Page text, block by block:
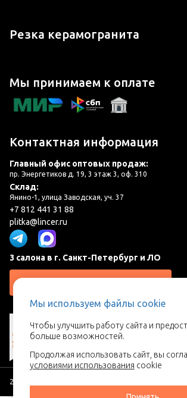
Резка керамогранита
Мы принимаем к оплате
Контактная информация
Главный офис оптовых продаж:
пр. Энергетиков д. 19, 3 этаж 3, оф. 310
Склад:
Янино-1, улица Заводская, уч. 37
+7 812 441 31 88
plitka@lincer.ru
3 салона в г. Санкт-Петербург и ЛО
2026 © Линкер - Ваш поставщик керамической
Мы используем файлы cookie
Чтобы улучшить работу сайта и
больше возможностей.
Продолжая использовать сайт, вы
условиями использования cookie